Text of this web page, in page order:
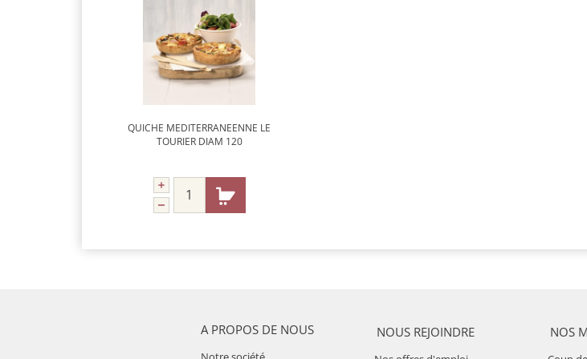
QUICHE MEDITERRANEENNE LE
TOURIER DIAM 120
A PROPOS DE NOUS NOUS REJOINDRE NOS